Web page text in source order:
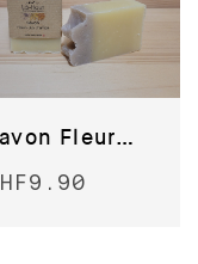
Savon Fleurs des champs
9.90